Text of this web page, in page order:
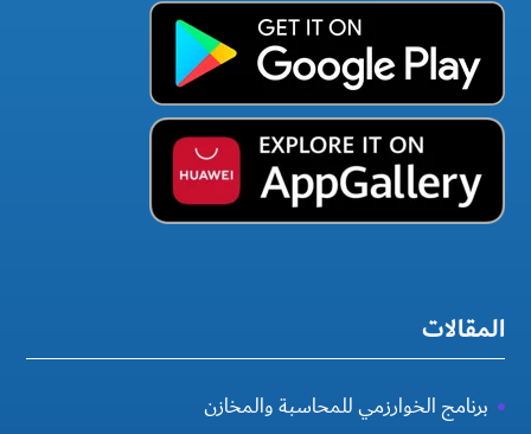
المقالات
برنامج الخوارزمي للمحاسبة والمخازن